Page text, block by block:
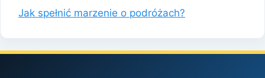
Jak spełnić marzenie o podróżach?